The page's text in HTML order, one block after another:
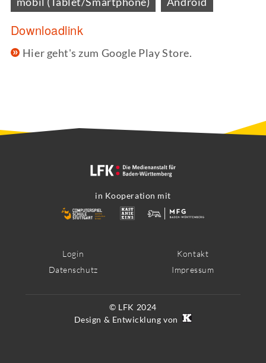
Downloadlink
Hier geht's zum Google Play Store.
in Kooperation mit
Footer
Login
Kontakt
Datenschutz
Impressum
© LFK 2024
Design & Entwicklung von